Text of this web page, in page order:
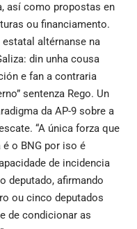
así como propostas en
ou financiamento.
altérnanse na
din unha cousa
e fan a contraria
sentenza Rego. Un
da AP-9 sobre a
“A única forza que
o BNG por iso é
de incidencia
deputado, afirmando
ou cinco deputados
de condicionar as